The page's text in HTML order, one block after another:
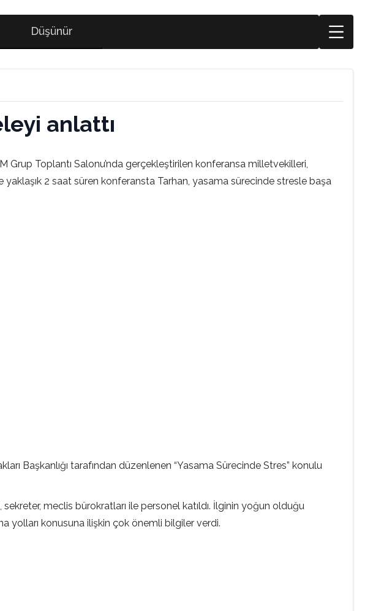
Düşünür
anlattı
Grup Toplantı Salonu’nda gerçekleştirilen konferansa milletvekilleri,
yaklaşık 2 saat süren konferansta Tarhan, yasama sürecinde stresle başa
Başkanlığı tarafından düzenlenen “Yasama Sürecinde Stres” konulu
meclis bürokratları ile personel katıldı. İlginin yoğun olduğu
yolları konusuna ilişkin çok önemli bilgiler verdi.